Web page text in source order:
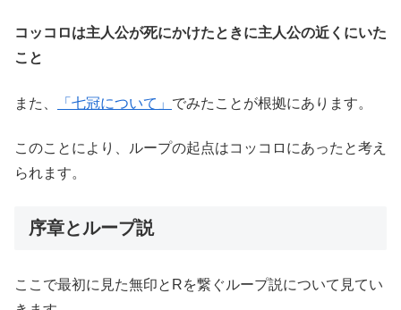
コッコロは主人公が死にかけたときに主人公の近くにいた
こと
また、 「七冠について」 でみたことが根拠にあります。
このことにより、ループの起点はコッコロにあったと考え
られます。
序章とループ説
ここで最初に見た無印とRを繋ぐループ説について見てい